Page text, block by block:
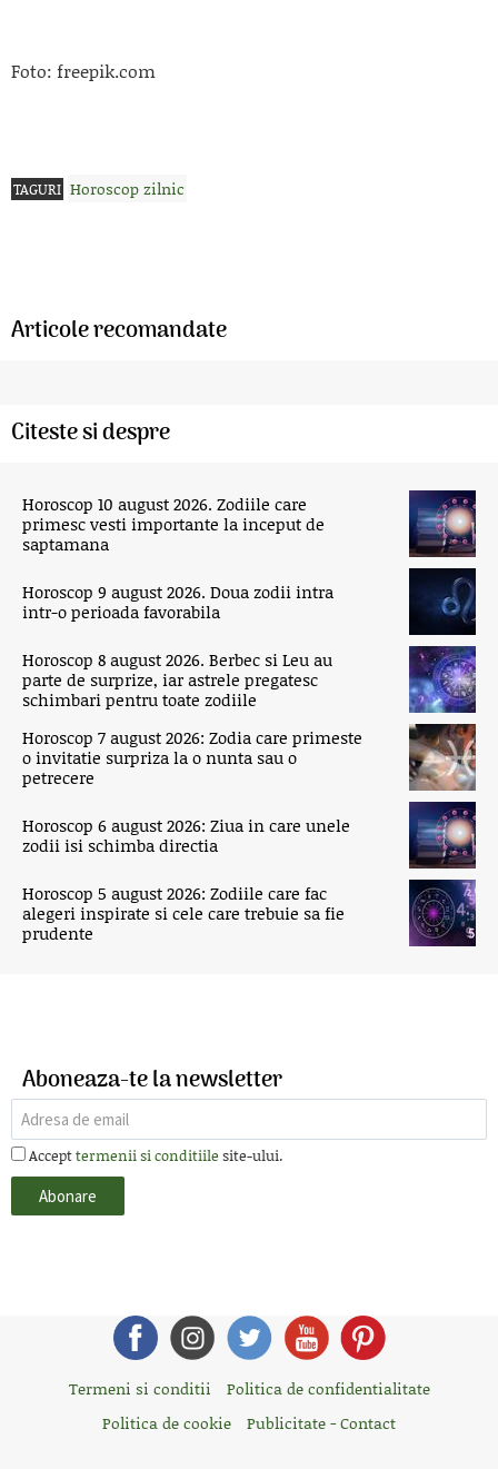
Foto: freepik.com
TAGURI Horoscop zilnic
Articole recomandate
Citeste si despre
Horoscop 10 august 2026. Zodiile care
primesc vesti importante la inceput de
saptamana
Horoscop 9 august 2026. Doua zodii intra
intr-o perioada favorabila
Horoscop 8 august 2026. Berbec si Leu au
parte de surprize, iar astrele pregatesc
schimbari pentru toate zodiile
Horoscop 7 august 2026: Zodia care primeste
o invitatie surpriza la o nunta sau o
petrecere
Horoscop 6 august 2026: Ziua in care unele
zodii isi schimba directia
Horoscop 5 august 2026: Zodiile care fac
alegeri inspirate si cele care trebuie sa fie
prudente
Aboneaza-te la newsletter
Accepttermenii si conditiile site-ului.
Termeni si conditii
Politica de confidentialitate
Politica de cookie
Publicitate - Contact